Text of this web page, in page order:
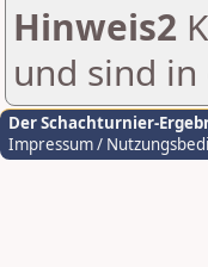
Hinweis2
und sind
Der Schachturnier-
Impressum /